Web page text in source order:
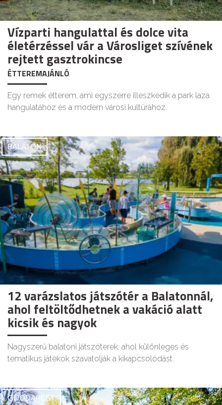
Vízparti hangulattal és dolce vita
életérzéssel vár a Városliget szívének
rejtett gasztrokincse
ÉTTEREMAJÁNLÓ
Egy remek étterem, ami egyszerre illeszkedik a park laza
hangulatához és a modern városi kultúrához.
BALATON
12 varázslatos játszótér a Balatonnál,
ahol feltöltődhetnek a vakáció alatt
kicsik és nagyok
Nagyszerű balatoni játszóterek, ahol különleges és
tematikus játékok szavatolják a kikapcsolódást.
GOODAPEST